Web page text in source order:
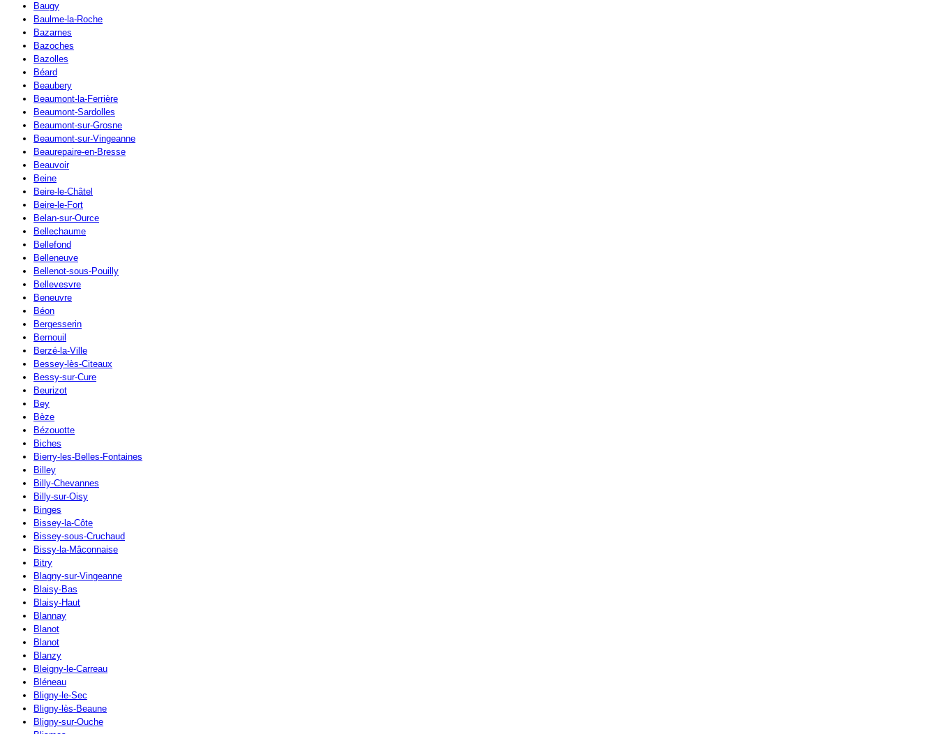
Baugy
Baulme-la-Roche
Bazarnes
Bazoches
Bazolles
Béard
Beaubery
Beaumont-la-Ferrière
Beaumont-Sardolles
Beaumont-sur-Grosne
Beaumont-sur-Vingeanne
Beaurepaire-en-Bresse
Beauvoir
Beine
Beire-le-Châtel
Beire-le-Fort
Belan-sur-Ource
Bellechaume
Bellefond
Belleneuve
Bellenot-sous-Pouilly
Bellevesvre
Beneuvre
Béon
Bergesserin
Bernouil
Berzé-la-Ville
Bessey-lès-Citeaux
Bessy-sur-Cure
Beurizot
Bey
Bèze
Bézouotte
Biches
Bierry-les-Belles-Fontaines
Billey
Billy-Chevannes
Billy-sur-Oisy
Binges
Bissey-la-Côte
Bissey-sous-Cruchaud
Bissy-la-Mâconnaise
Bitry
Blagny-sur-Vingeanne
Blaisy-Bas
Blaisy-Haut
Blannay
Blanot
Blanot
Blanzy
Bleigny-le-Carreau
Bléneau
Bligny-le-Sec
Bligny-lès-Beaune
Bligny-sur-Ouche